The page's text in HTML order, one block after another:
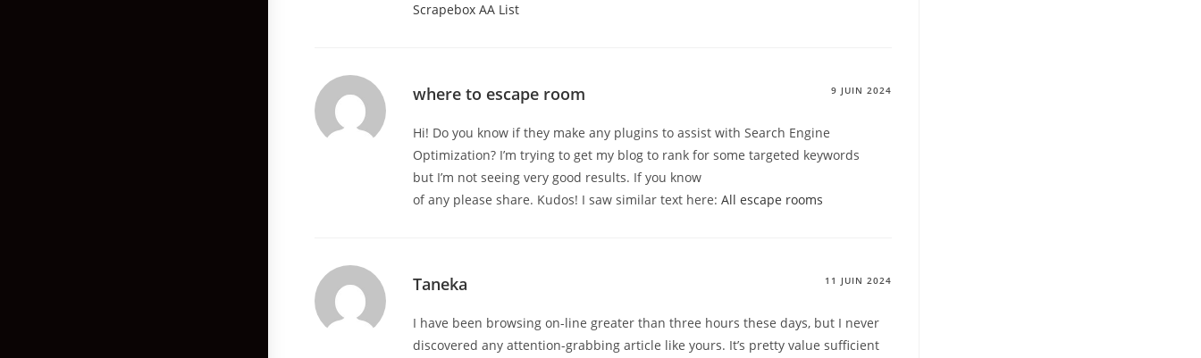
Scrapebox AA List
where to escape room 9 JUIN 2024
Hi! Do you know if they make any plugins to assist with Search Engine
Optimization? I’m trying to get my blog to rank for some targeted keywords
but I’m not seeing very good results. If you know
of any please share. Kudos! I saw similar text here:All escape rooms
Taneka 11 JUIN 2024
I have been browsing on-line greater than three hours these days, but I never
discovered any attention-grabbing article like yours. It’s pretty value sufficient